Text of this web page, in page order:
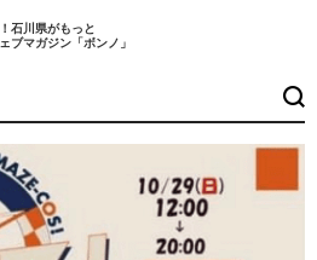
石川県がもっと
ブマガジン「ボンノ」